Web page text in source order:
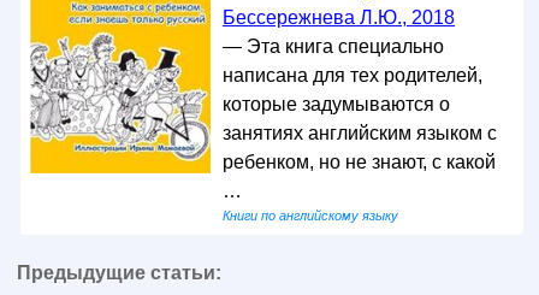
Бессережнева Л.Ю., 2018
— Эта книга специально
написана для тех родителей,
которые задумываются о
занятиях английским языком с
ребенком, но не знают, с какой
…
Книги по английскому языку
Предыдущие статьи: